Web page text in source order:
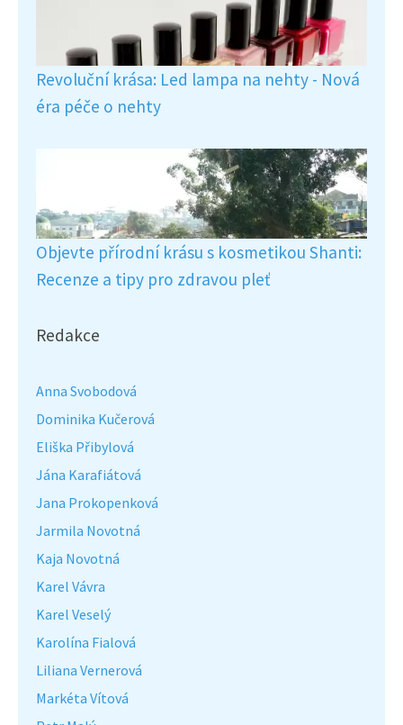
Revoluční krása: Led lampa na nehty - Nová
éra péče o nehty
Objevte přírodní krásu s kosmetikou Shanti:
Recenze a tipy pro zdravou pleť
Redakce
Anna Svobodová
Dominika Kučerová
Eliška Přibylová
Jána Karafiátová
Jana Prokopenková
Jarmila Novotná
Kaja Novotná
Karel Vávra
Karel Veselý
Karolína Fialová
Liliana Vernerová
Markéta Vítová